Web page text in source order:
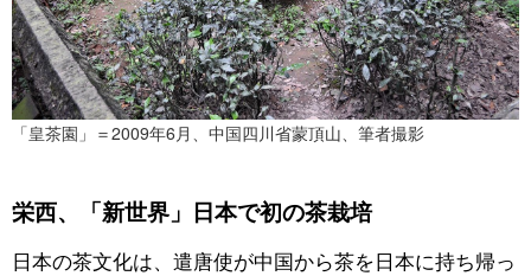
「皇茶園」＝2009年6月、中国四川省蒙頂山、筆者撮影
栄西、「新世界」日本で初の茶栽培
日本の茶文化は、遣唐使が中国から茶を日本に持ち帰っ